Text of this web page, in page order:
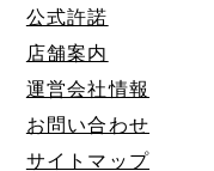
公式許諾
店舗案内
運営会社情報
お問い合わせ
サイトマップ